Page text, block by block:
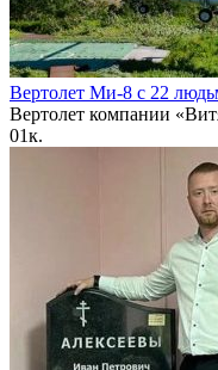
Вертолет Ми-8 с 22
Вертолет компании
01к.